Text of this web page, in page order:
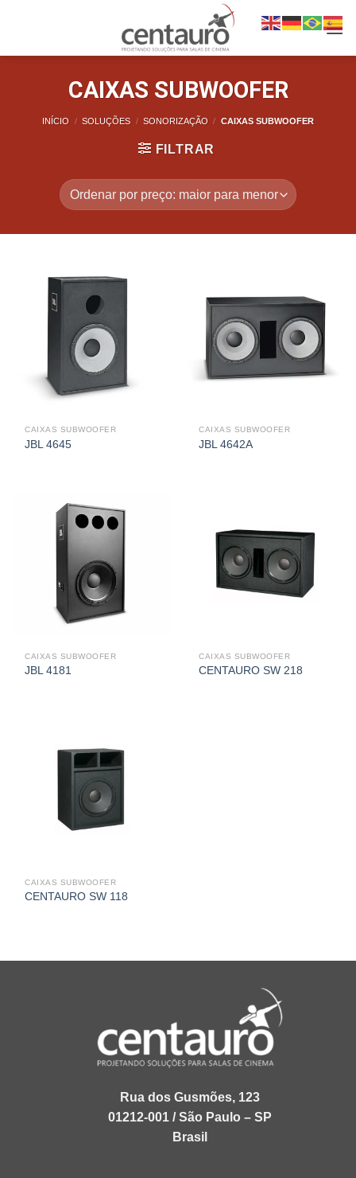
CAIXAS SUBWOOFER
INÍCIO / SOLUÇÕES / SONORIZAÇÃO / CAIXAS SUBWOOFER
FILTRAR
CAIXAS SUBWOOFER
JBL 4645
CAIXAS SUBWOOFER
JBL 4642A
CAIXAS SUBWOOFER
JBL 4181
CAIXAS SUBWOOFER
CENTAURO SW 218
CAIXAS SUBWOOFER
CENTAURO SW 118
Rua dos Gusmões, 123
01212-001 / São Paulo – SP
Brasil